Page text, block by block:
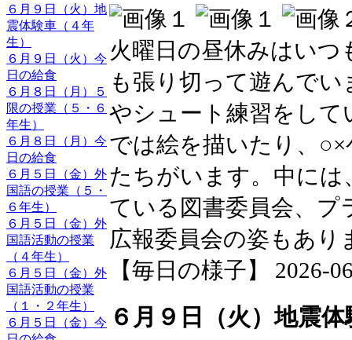
６月９日（火）地
震体験車（４年
生）
６月９日（火）今
日の給食
６月８日（月）５
限の授業（５・６
年生）
６月８日（月）今
日の給食
６月５日（金）外
国語の授業（５・
６年生）
６月５日（金）外
国語活動の授業
（４年生）
６月５日（金）外
国語活動の授業
（１・２年生）
６月５日（金）今
火曜日の昼休みはい
も張り切って遊んで
やシュート練習をし
では絵を描いたり、
たちがいます。中には
ている図書委員会、
広報委員会の姿もあり
【毎日の様子】 2026-
６月９日（火）地震